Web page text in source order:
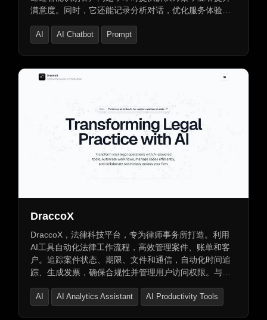
满意度。同时，它还能记录分析对话，优化服务体验。
迟。此外，还支持短信解决方案、文本转语音功能及多
AI AI Chatbot Prompt
DraccoX
DraccoX，法律科技平台，专为律师事务所打造。利用
AI工具自动化法律工作流程，高效管理案件、账单和客
户。追踪案件状态、期限、文件和通信，自动化时间追
踪、生成发票，确保合规性并管理用户访问权限。与客
上传和随时访问法律文件，可视化案件指标，跟踪可计
AI AI Analytics Assistant AI Productivity Tools